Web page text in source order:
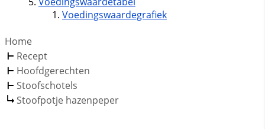
Voedingswaardegrafiek
Home
Recept
Hoofdgerechten
Stoofschotels
Stoofpotje hazenpeper